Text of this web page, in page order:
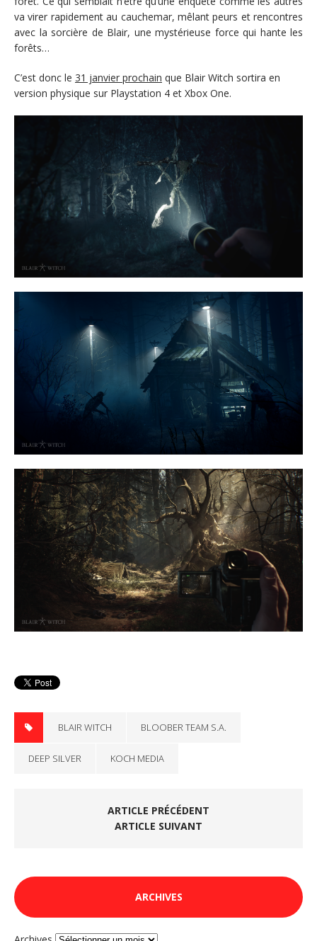
va virer rapidement au cauchemar, mêlant peurs et rencontres
avec la sorcière de Blair, une mystérieuse force qui hante les
forêts…
C’est donc le 31 janvier prochain que Blair Witch sortira en
version physique sur Playstation 4 et Xbox One.
BLAIR WITCH BLOOBER TEAM S.A.
DEEP SILVER KOCH MEDIA
ARTICLE PRÉCÉDENT
ARTICLE SUIVANT
ARCHIVES